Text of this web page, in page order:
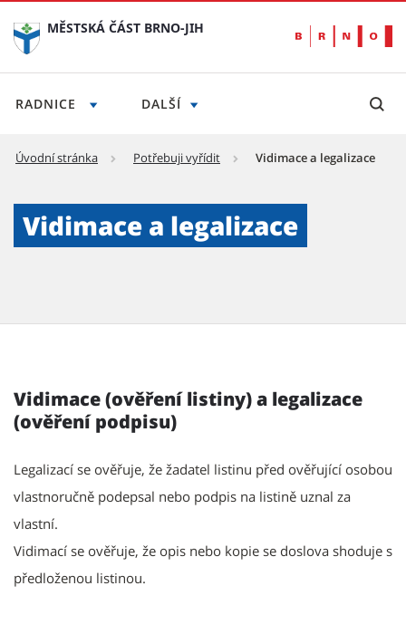
MĚSTSKÁ ČÁST BRNO-JIH
RADNICE DALŠÍ
Úvodní stránka Potřebuji vyřídit Vidimace a legalizace
Vidimace a legalizace
Vidimace (ověření listiny) a legalizace
(ověření podpisu)
Legalizací se ověřuje, že žadatel listinu před ověřující osobou
vlastnoručně podepsal nebo podpis na listině uznal za
vlastní.
Vidimací se ověřuje, že opis nebo kopie se doslova shoduje s
předloženou listinou.